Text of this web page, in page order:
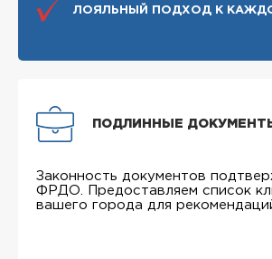
ЛОЯЛЬНЫЙ ПОДХОД К
ПОДЛИННЫЕ
Законность документов
ФРДО. Предоставляем список
вашего города для